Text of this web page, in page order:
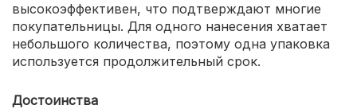
высокоэффективен, что подтверждают многие
покупательницы. Для одного нанесения хватает
небольшого количества, поэтому одна упаковка
используется продолжительный срок.
Достоинства